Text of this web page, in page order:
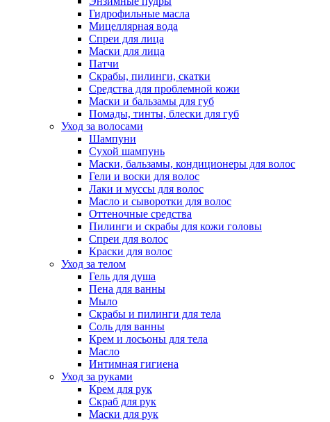
Гидрофильные масла
Мицеллярная вода
Спреи для лица
Маски для лица
Патчи
Скрабы, пилинги, скатки
Средства для проблемной кожи
Маски и бальзамы для губ
Помады, тинты, блески для губ
Уход за волосами
Шампуни
Сухой шампунь
Маски, бальзамы, кондиционеры для волос
Гели и воски для волос
Лаки и муссы для волос
Масло и сыворотки для волос
Оттеночные средства
Пилинги и скрабы для кожи головы
Спреи для волос
Краски для волос
Уход за телом
Гель для душа
Пена для ванны
Мыло
Скрабы и пилинги для тела
Соль для ванны
Крем и лосьоны для тела
Масло
Интимная гигиена
Уход за руками
Крем для рук
Скраб для рук
Маски для рук